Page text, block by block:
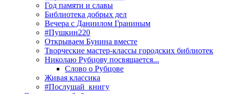
Год памяти и славы
Библиотека добрых дел
Вечера с Даниилом Граниным
#Пушкин220
Открываем Бунина вместе
Творческие мастер-классы городских библиотек
Николаю Рубцову посвящается...
Слово о Рубцове
Живая классика
#Послушай_книгу